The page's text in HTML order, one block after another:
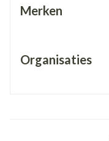
Merken
Organisaties